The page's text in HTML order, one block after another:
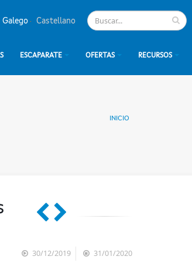
Galego Castellano
ESCAPARATE OFERTAS RECURSOS
INICIO
30/12/2019 31/01/2020